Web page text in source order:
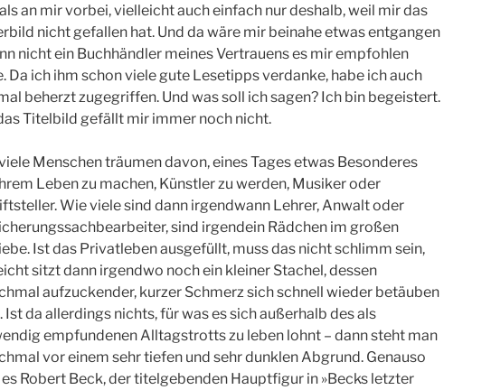
an mir vorbei, vielleicht auch einfach nur deshalb, weil mir das
nicht gefallen hat. Und da wäre mir beinahe etwas entgangen
nicht ein Buchhändler meines Vertrauens es mir empfohlen
Da ich ihm schon viele gute Lesetipps verdanke, habe ich auch
beherzt zugegriffen. Und was soll ich sagen? Ich bin begeistert.
Titelbild gefällt mir immer noch nicht.
Menschen träumen davon, eines Tages etwas Besonderes
Leben zu machen, Künstler zu werden, Musiker oder
Wie viele sind dann irgendwann Lehrer, Anwalt oder
sind irgendein Rädchen im großen
Ist das Privatleben ausgefüllt, muss das nicht schlimm sein,
sitzt dann irgendwo noch ein kleiner Stachel, dessen
aufzuckender, kurzer Schmerz sich schnell wieder betäuben
Ist da allerdings nichts, für was es sich außerhalb des als
empfundenen Alltagstrotts zu leben lohnt – dann steht man
vor einem sehr tiefen und sehr dunklen Abgrund. Genauso
Robert Beck, der titelgebenden Hauptfigur in »Becks letzter